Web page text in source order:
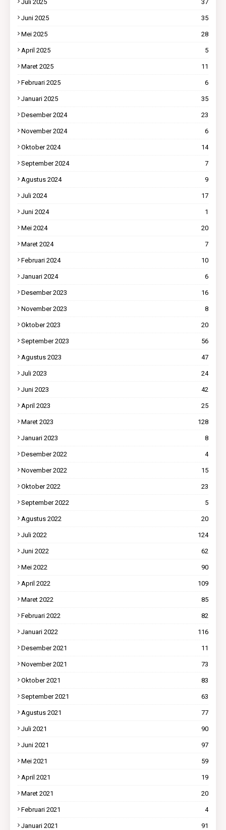
Juli 2025 37
Juni 2025 35
Mei 2025 28
April 2025 5
Maret 2025 11
Februari 2025 6
Januari 2025 35
Desember 2024 23
November 2024 6
Oktober 2024 14
September 2024 7
Agustus 2024 9
Juli 2024 17
Juni 2024 1
Mei 2024 20
Maret 2024 7
Februari 2024 10
Januari 2024 6
Desember 2023 16
November 2023 8
Oktober 2023 20
September 2023 56
Agustus 2023 47
Juli 2023 24
Juni 2023 42
April 2023 25
Maret 2023 128
Januari 2023 8
Desember 2022 4
November 2022 15
Oktober 2022 23
September 2022 5
Agustus 2022 20
Juli 2022 124
Juni 2022 62
Mei 2022 90
April 2022 109
Maret 2022 85
Februari 2022 82
Januari 2022 116
Desember 2021 11
November 2021 73
Oktober 2021 83
September 2021 63
Agustus 2021 77
Juli 2021 90
Juni 2021 97
Mei 2021 59
April 2021 19
Maret 2021 20
Februari 2021 4
Januari 2021 91